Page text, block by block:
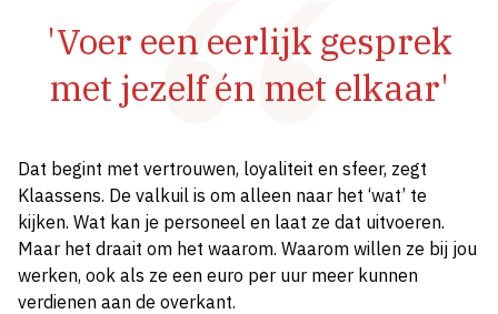
'Voer een eerlijk gesprek
met jezelf én met elkaar'
Dat begint met vertrouwen, loyaliteit en sfeer, zegt
Klaassens. De valkuil is om alleen naar het ‘wat’ te
kijken. Wat kan je personeel en laat ze dat uitvoeren.
Maar het draait om het waarom. Waarom willen ze bij jou
werken, ook als ze een euro per uur meer kunnen
verdienen aan de overkant.